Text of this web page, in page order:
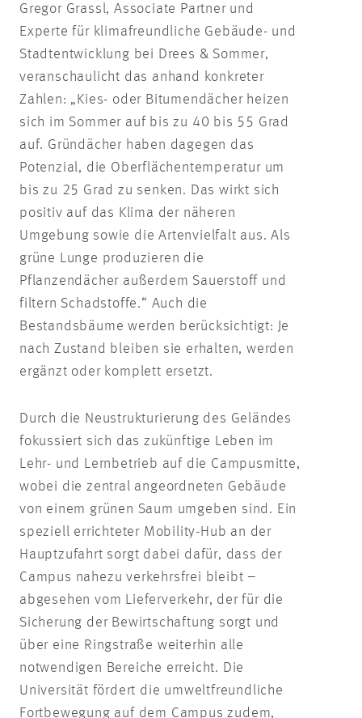
Gregor Grassl, Associate Partner und
Experte für klimafreundliche Gebäude- und
Stadtentwicklung bei Drees & Sommer,
veranschaulicht das anhand konkreter
Zahlen: „Kies- oder Bitumendächer heizen
sich im Sommer auf bis zu 40 bis 55 Grad
auf. Gründächer haben dagegen das
Potenzial, die Oberflächentemperatur um
bis zu 25 Grad zu senken. Das wirkt sich
positiv auf das Klima der näheren
Umgebung sowie die Artenvielfalt aus. Als
grüne Lunge produzieren die
Pflanzendächer außerdem Sauerstoff und
filtern Schadstoffe.“ Auch die
Bestandsbäume werden berücksichtigt: Je
nach Zustand bleiben sie erhalten, werden
ergänzt oder komplett ersetzt.
Durch die Neustrukturierung des Geländes
fokussiert sich das zukünftige Leben im
Lehr- und Lernbetrieb auf die Campusmitte,
wobei die zentral angeordneten Gebäude
von einem grünen Saum umgeben sind. Ein
speziell errichteter Mobility-Hub an der
Hauptzufahrt sorgt dabei dafür, dass der
Campus nahezu verkehrsfrei bleibt –
abgesehen vom Lieferverkehr, der für die
Sicherung der Bewirtschaftung sorgt und
über eine Ringstraße weiterhin alle
notwendigen Bereiche erreicht. Die
Universität fördert die umweltfreundliche
Fortbewegung auf dem Campus zudem,